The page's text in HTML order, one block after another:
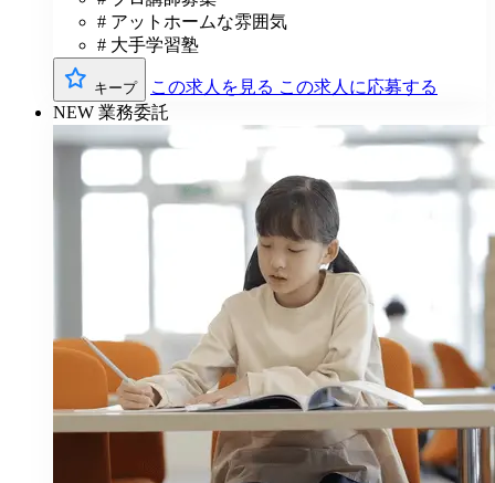
# アットホームな雰囲気
# 大手学習塾
キープ この求人を見る この求人に応募する
NEW 業務委託